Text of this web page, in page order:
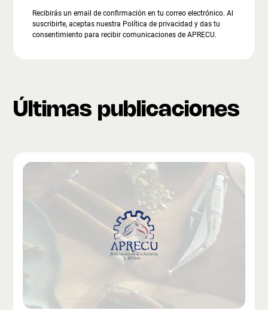
Recibirás un email de confirmación en tu correo electrónico. Al
suscribirte, aceptas nuestra Política de privacidad y das tu
consentimiento para recibir comunicaciones de APRECU.
Últimas publicaciones